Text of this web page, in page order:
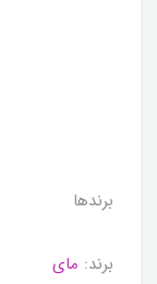
برندها
برند: مای